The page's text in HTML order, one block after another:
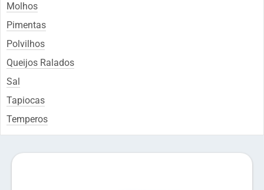
Molhos
Pimentas
Polvilhos
Queijos Ralados
Sal
Tapiocas
Temperos